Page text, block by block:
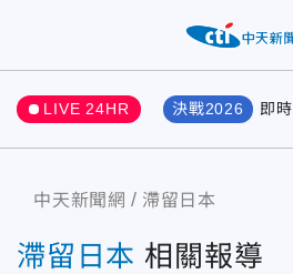
LIVE 24HR 決戰2026 即時
中天新聞網 滯留日本
滯留日本 相關報導